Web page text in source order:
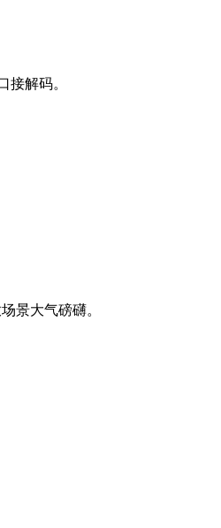
接解码。
景大气磅礴。